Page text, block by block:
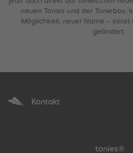
neuen Tonies und der Toniebox,
Möglichkeit, neuer Name –
geändert.
Kontakt
Meta-
tonies®